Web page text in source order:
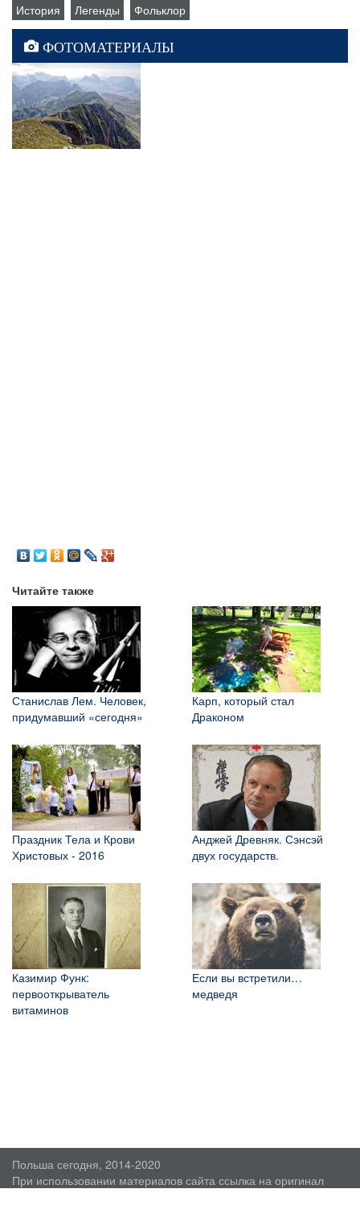
История Легенды Фольклор
ФОТОМАТЕРИАЛЫ
Читайте также
Станислав Лем. Человек,
придумавший «сегодня»
Карп, который стал
Драконом
Праздник Тела и Крови
Христовых - 2016
Анджей Древняк. Сэнсэй
двух государств.
Казимир Функ:
первооткрыватель
витаминов
Если вы встретили…
медведя
Польша сегодня, 2014-2020
При использовании материалов сайта ссылка на оригинал